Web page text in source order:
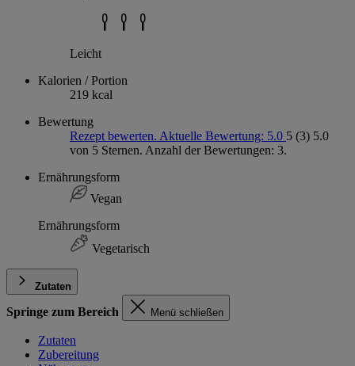
Leicht
Kalorien / Portion
219 kcal
Bewertung
Rezept bewerten. Aktuelle Bewertung: 5.0 5 (3) 5.0
von 5 Sternen. Anzahl der Bewertungen: 3.
Ernährungsform
Vegan
Ernährungsform
Vegetarisch
Zutaten
Springe zum Bereich Menü schließen
Zutaten
Zubereitung